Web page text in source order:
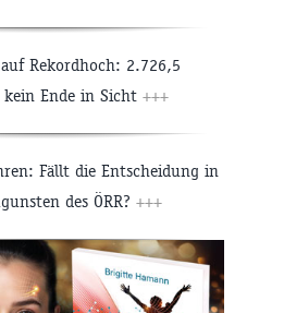
Rekordhoch: 2.726,5
Ende in Sicht +++
Fällt die Entscheidung in
des ÖRR? +++